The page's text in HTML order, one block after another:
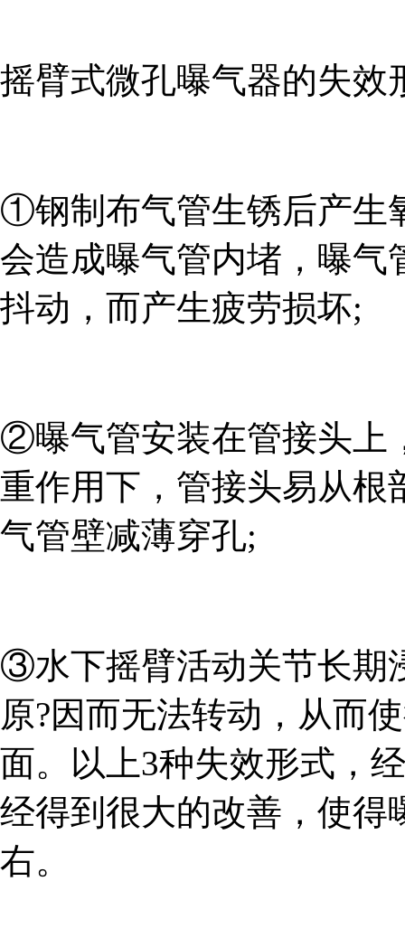
摇臂式微孔曝气器的失效
①钢制布气管生锈后产生
会造成曝气管内堵，曝气
抖动，而产生疲劳损坏;
②曝气管安装在管接头上
重作用下，管接头易从根
气管壁减薄穿孔;
③水下摇臂活动关节长期
原?因而无法转动，从而
面。以上3种失效形式，
经得到很大的改善，使得
右。